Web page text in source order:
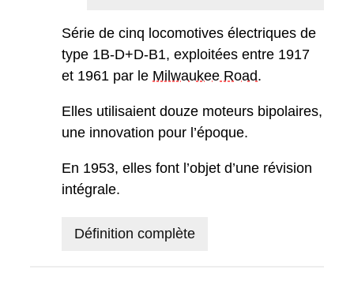
Série de cinq locomotives électriques de
type 1B-D+D-B1, exploitées entre 1917
et 1961 par le Milwaukee Road.
Elles utilisaient douze moteurs bipolaires,
une innovation pour l’époque.
En 1953, elles font l’objet d’une révision
intégrale.
Définition complète